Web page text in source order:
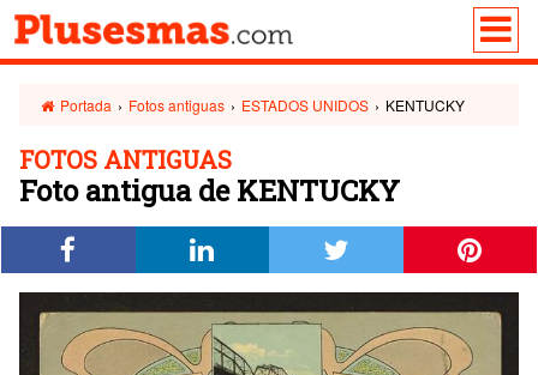
Portada › Fotos antiguas › ESTADOS UNIDOS › KENTUCKY
FOTOS ANTIGUAS
Foto antigua de KENTUCKY